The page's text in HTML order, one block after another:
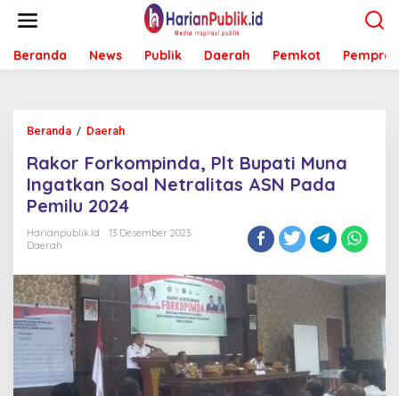
t
Beranda News Publik Daerah Pemkot Pemprov
Beranda / Daerah
k
o
r
F
o
o
m
p
d
a
Rakor Forkompinda, Plt Bupati Muna
Ingatkan Soal Netralitas ASN Pada
Pemilu 2024
Harianpublik.id
13 Desember 2023
Daerah